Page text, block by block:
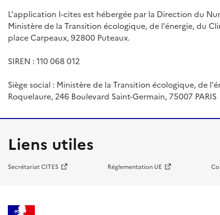
L'application I-cites est hébergée par la Direction du
Ministère de la Transition écologique, de l'énergie, du
place Carpeaux, 92800 Puteaux.
SIREN : 110 068 012
Siège social : Ministère de la Transition écologique, de
Roquelaure, 246 Boulevard Saint-Germain, 75007 PARIS
Liens utiles
Secrétariat CITES Réglementation UE